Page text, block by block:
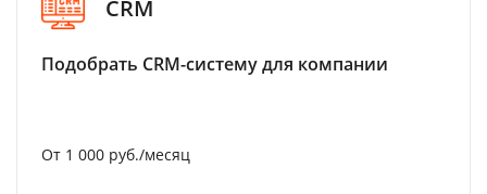
CRM
Подобрать CRM-систему для компании
От 1 000 руб./месяц